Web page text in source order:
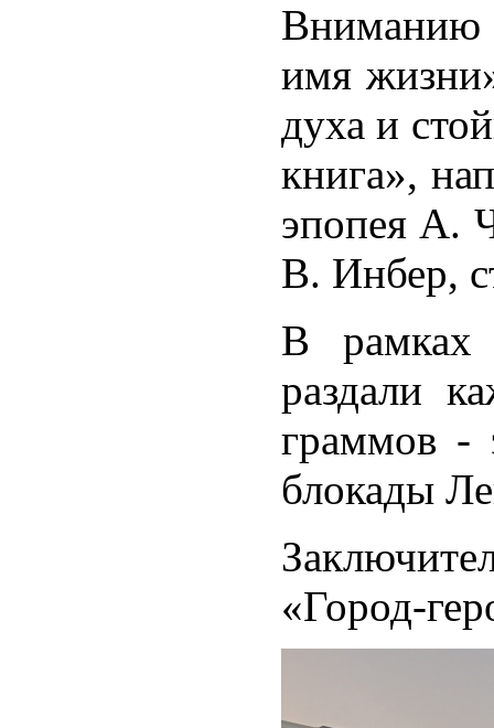
Вниманию
имя
духа и
книга»,
эпопея А.
В. Инбер,
В рамках
раздали
граммов -
блокады
«Город-